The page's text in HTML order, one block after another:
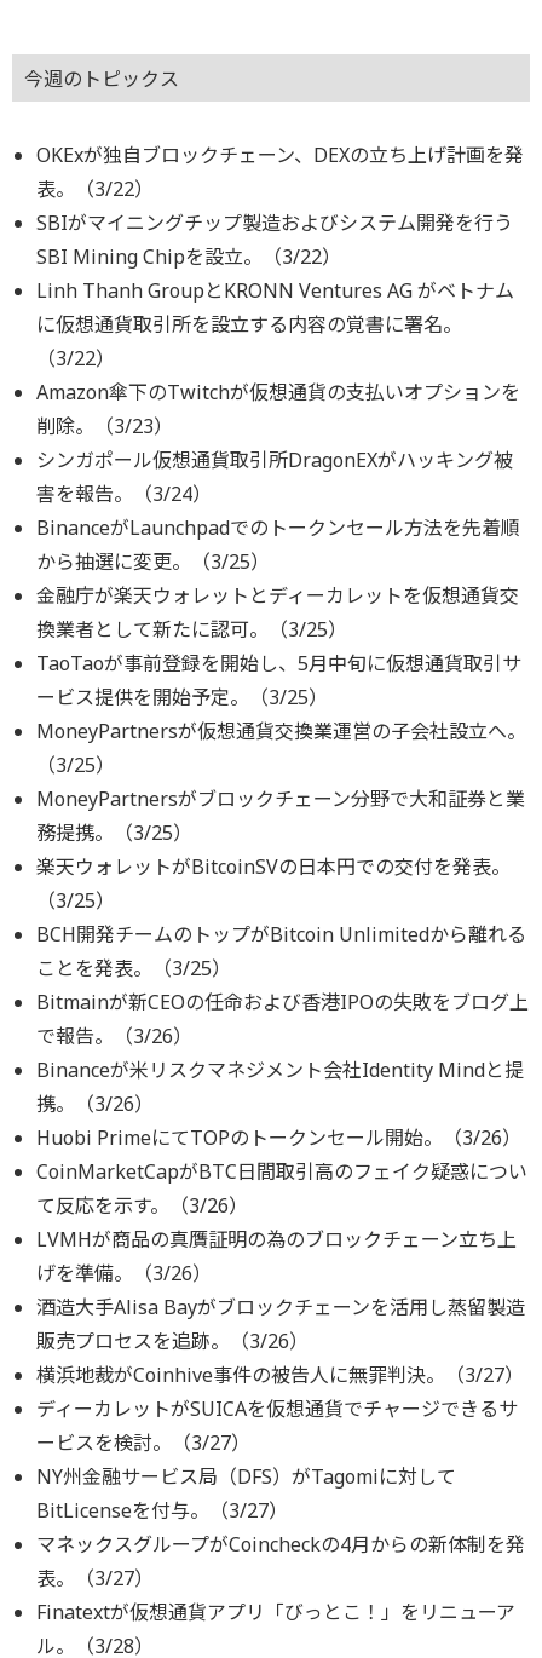
今週のトピックス
OKExが独自ブロックチェーン、DEXの立ち上げ計画を発
表。（3/22）
SBIがマイニングチップ製造およびシステム開発を行う
SBI Mining Chipを設立。（3/22）
Linh Thanh GroupとKRONN Ventures AG がベトナム
に仮想通貨取引所を設立する内容の覚書に署名。
（3/22）
Amazon傘下のTwitchが仮想通貨の支払いオプションを
削除。（3/23）
シンガポール仮想通貨取引所DragonEXがハッキング被
害を報告。（3/24）
BinanceがLaunchpadでのトークンセール方法を先着順
から抽選に変更。（3/25）
金融庁が楽天ウォレットとディーカレットを仮想通貨交
換業者として新たに認可。（3/25）
TaoTaoが事前登録を開始し、5月中旬に仮想通貨取引サ
ービス提供を開始予定。（3/25）
MoneyPartnersが仮想通貨交換業運営の子会社設立へ。
（3/25）
MoneyPartnersがブロックチェーン分野で大和証券と業
務提携。（3/25）
楽天ウォレットがBitcoinSVの日本円での交付を発表。
（3/25）
BCH開発チームのトップがBitcoin Unlimitedから離れる
ことを発表。（3/25）
Bitmainが新CEOの任命および香港IPOの失敗をブログ上
で報告。（3/26）
Binanceが米リスクマネジメント会社Identity Mindと提
携。（3/26）
Huobi PrimeにてTOPのトークンセール開始。（3/26）
CoinMarketCapがBTC日間取引高のフェイク疑惑につい
て反応を示す。（3/26）
LVMHが商品の真贋証明の為のブロックチェーン立ち上
げを準備。（3/26）
酒造大手Alisa Bayがブロックチェーンを活用し蒸留製造
販売プロセスを追跡。（3/26）
横浜地裁がCoinhive事件の被告人に無罪判決。（3/27）
ディーカレットがSUICAを仮想通貨でチャージできるサ
ービスを検討。（3/27）
NY州金融サービス局（DFS）がTagomiに対して
BitLicenseを付与。（3/27）
マネックスグループがCoincheckの4月からの新体制を発
表。（3/27）
Finatextが仮想通貨アプリ「びっとこ！」をリニューア
ル。（3/28）